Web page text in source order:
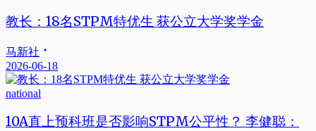
教长：18名STPM特优生 获公立大学奖学金
马新社
2026-06-18
national
10A直上预科班是否影响STPM公平性？ 李健聪：